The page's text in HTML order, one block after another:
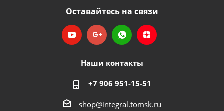
Оставайтесь на связи
Наши контакты
+7 906 951-15-51
shop@integral.tomsk.ru